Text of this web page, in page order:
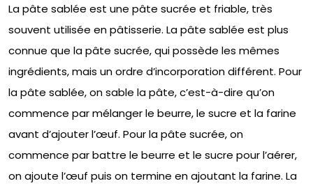
La pâte sablée est une pâte sucrée et friable, très
souvent utilisée en pâtisserie. La pâte sablée est plus
connue que la pâte sucrée, qui possède les mêmes
ingrédients, mais un ordre d’incorporation différent. Pour
la pâte sablée, on sable la pâte, c’est-à-dire qu’on
commence par mélanger le beurre, le sucre et la farine
avant d’ajouter l’œuf. Pour la pâte sucrée, on
commence par battre le beurre et le sucre pour l’aérer,
on ajoute l’œuf puis on termine en ajoutant la farine. La